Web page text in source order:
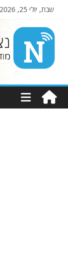
שבת, יולי 25, 2026
מודיעין
מהמקורות